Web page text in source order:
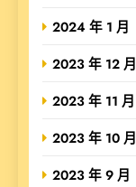
2024 年 1 月
2023 年 12 月
2023 年 11 月
2023 年 10 月
2023 年 9 月